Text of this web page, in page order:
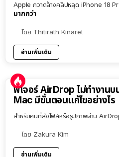
Apple กวาดล้างคลิปหลุด iPhone 18
มากกว่า
โดย Thitirath Kinaret
อ่านเพิ่มเติม
ฟีเจอร์ AirDrop ไม่ทำงาน
Mac มีขั้นตอนแก้ไขอย่างไร
สำหรับคนที่ส่งไฟล์หรือรูปภาพผ่าน
โดย Zakura Kim
อ่านเพิ่มเติม